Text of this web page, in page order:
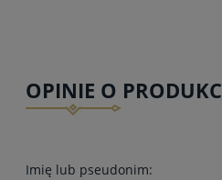
OPINIE O
Imię lub pseudonim: